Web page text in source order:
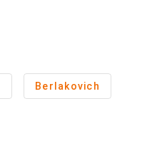
Berlakovich